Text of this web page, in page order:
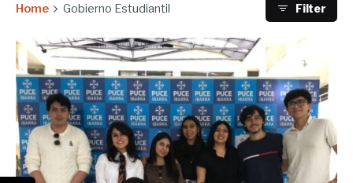
Home Gobierno Estudiantil Filter